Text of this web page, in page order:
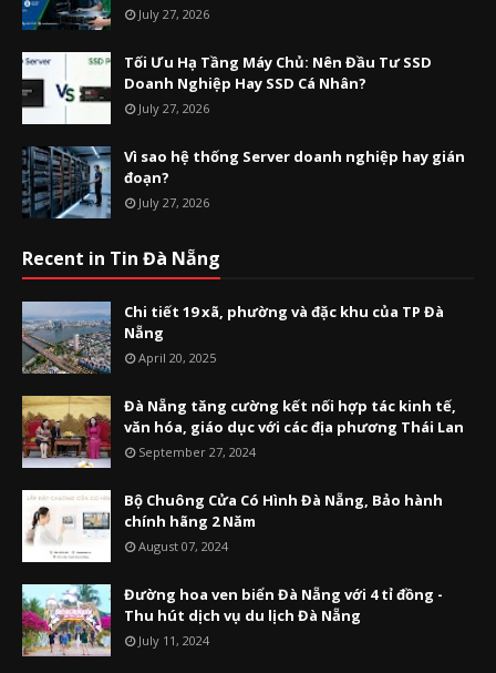
July 27, 2026
Tối Ưu Hạ Tầng Máy Chủ: Nên Đầu Tư SSD
Doanh Nghiệp Hay SSD Cá Nhân?
July 27, 2026
Vì sao hệ thống Server doanh nghiệp hay gián
đoạn?
July 27, 2026
Recent in Tin Đà Nẵng
Chi tiết 19 xã, phường và đặc khu của TP Đà
Nẵng
April 20, 2025
Đà Nẵng tăng cường kết nối hợp tác kinh tế,
văn hóa, giáo dục với các địa phương Thái Lan
September 27, 2024
Bộ Chuông Cửa Có Hình Đà Nẵng, Bảo hành
chính hãng 2 Năm
August 07, 2024
Đường hoa ven biển Đà Nẵng với 4 tỉ đồng -
Thu hút dịch vụ du lịch Đà Nẵng
July 11, 2024